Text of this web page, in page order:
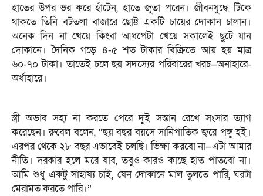
হাতের উপর ভর করে হাঁটেন, হাতে জুতা পরেন। জীবনযুদ্ধে টিকে
থাকতে তিনি বটতলা বাজারে ছোট্ট একটি চায়ের দোকান চালান।
অনেক দিন না খেয়ে কিংবা আধপেটা খেয়ে সকালেই ছুটে যান
দোকানে। দৈনিক গড়ে ৪-৫ শত টাকার বিক্রিতে আয় হয় মাত্র
৬০-৭০ টাকা। তাতেই চলে ছয় সদস্যের পরিবারের খরচ—অনাহারে-
অর্ধাহারে।
স্ত্রী অভাব সহ্য না করতে পেরে দুই সন্তান রেখে সংসার ত্যাগ
করেছেন। রুবেল বলেন, “ছয় বছর বয়সে সানিপাতিক জ্বরে পঙ্গু হই।
এরপর থেকে ২৮ বছর এভাবেই চলছি। ভিক্ষা করবো না—এটা আমার
নীতি। দরকার হলে মরে যাব, তবুও কারও কাছে হাত পাতবো না।
আমি শুধু একটু সাহায্য চাই, যেন দোকানে মাল তুলতে পারি, ঘরটা
মেরামত করতে পারি।”